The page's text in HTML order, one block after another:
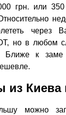
грн. или
через
но в любом
Ближе к
из
можно